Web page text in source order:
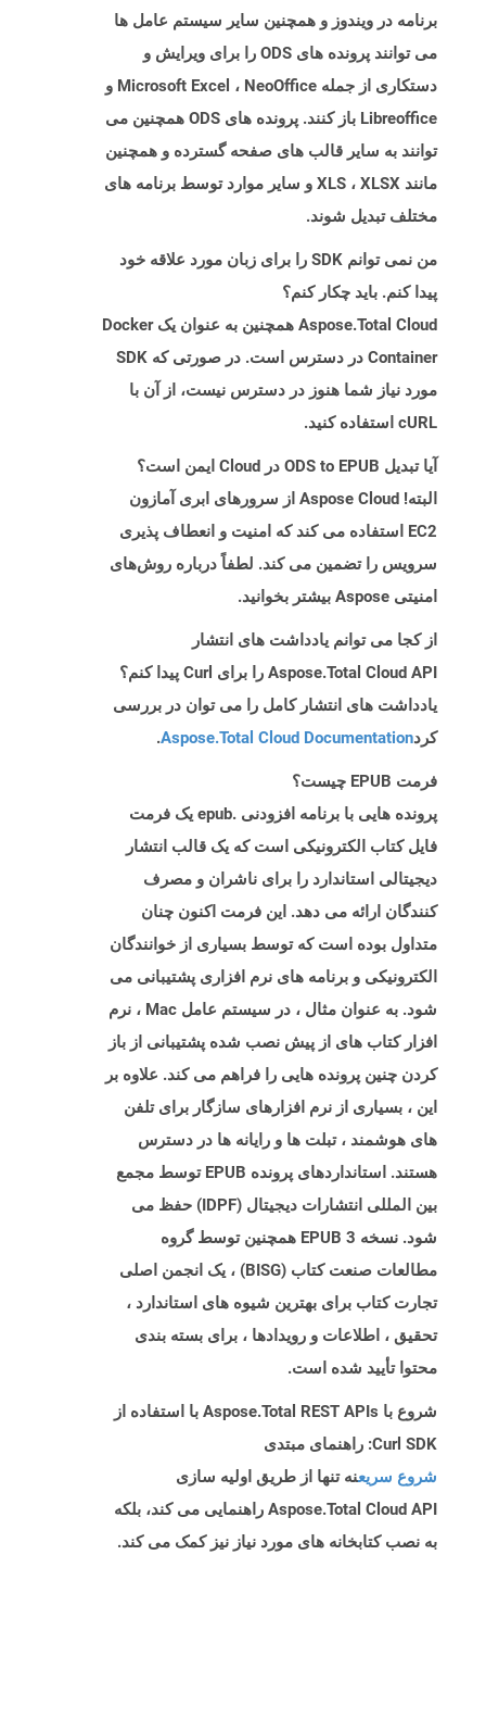
برنامه در ویندوز و همچنین سایر سیستم عامل ها
می توانند پرونده های ODS را برای ویرایش و
دستکاری از جمله Microsoft Excel ، NeoOffice و
Libreoffice باز کنند. پرونده های ODS همچنین می
توانند به سایر قالب های صفحه گسترده و همچنین
مانند XLS ، XLSX و سایر موارد توسط برنامه های
مختلف تبدیل شوند.
من نمی توانم SDK را برای زبان مورد علاقه خود
پیدا کنم. باید چکار کنم؟
Aspose.Total Cloud همچنین به عنوان یک Docker
Container در دسترس است. در صورتی که SDK
مورد نیاز شما هنوز در دسترس نیست، از آن با
cURL استفاده کنید.
آیا تبدیل ODS to EPUB در Cloud ایمن است؟
البته! Aspose Cloud از سرورهای ابری آمازون
EC2 استفاده می کند که امنیت و انعطاف پذیری
سرویس را تضمین می کند. لطفاً درباره روش‌های
امنیتی Aspose بیشتر بخوانید.
از کجا می توانم یادداشت های انتشار
Aspose.Total Cloud API را برای Curl پیدا کنم؟
یادداشت های انتشار کامل را می توان در بررسی
کردAspose.Total Cloud Documentation
.
فرمت EPUB چیست؟
پرونده هایی با برنامه افزودنی .epub یک فرمت
فایل کتاب الکترونیکی است که یک قالب انتشار
دیجیتالی استاندارد را برای ناشران و مصرف
کنندگان ارائه می دهد. این فرمت اکنون چنان
متداول بوده است که توسط بسیاری از خوانندگان
الکترونیکی و برنامه های نرم افزاری پشتیبانی می
شود. به عنوان مثال ، در سیستم عامل Mac ، نرم
افزار کتاب های از پیش نصب شده پشتیبانی از باز
کردن چنین پرونده هایی را فراهم می کند. علاوه بر
این ، بسیاری از نرم افزارهای سازگار برای تلفن
های هوشمند ، تبلت ها و رایانه ها در دسترس
هستند. استانداردهای پرونده EPUB توسط مجمع
بین المللی انتشارات دیجیتال (IDPF) حفظ می
شود. نسخه EPUB 3 همچنین توسط گروه
مطالعات صنعت کتاب (BISG) ، یک انجمن اصلی
تجارت کتاب برای بهترین شیوه های استاندارد ،
تحقیق ، اطلاعات و رویدادها ، برای بسته بندی
محتوا تأیید شده است.
شروع با Aspose.Total REST APIs با استفاده از
Curl SDK: راهنمای مبتدی
شروع سریعنه تنها از طریق اولیه سازی
Aspose.Total Cloud API راهنمایی می کند، بلکه
به نصب کتابخانه های مورد نیاز نیز کمک می کند.